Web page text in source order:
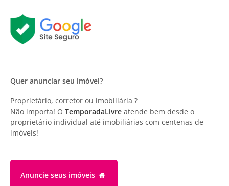
Quer anunciar seu imóvel?
Proprietário, corretor ou imobiliária ?
Não importa! O TemporadaLivre atende bem desde o
proprietário individual até imobiliárias com centenas de
imóveis!
Anuncie seus imóveis